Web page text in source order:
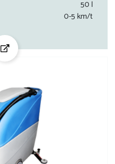
50 l
0-5 km/t